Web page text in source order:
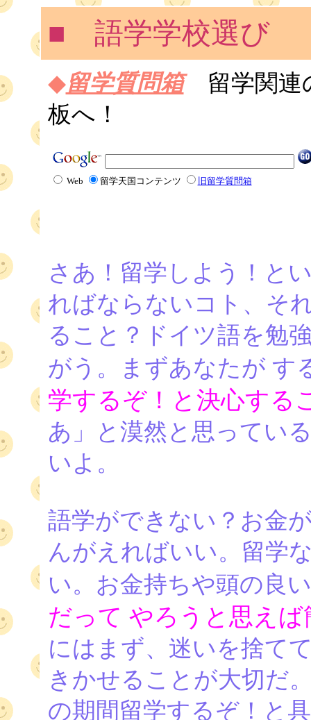
■ 語学学校選び
◆留学質問箱留学関連
板へ！
Web 留学天国コンテンツ 旧留学質問箱
さあ！留学しよう！と
ればならないコト、そ
ること？ドイツ語を勉
がう。まずあなたが す
学するぞ！と決心する
あ」と漠然と思ってい
いよ。
語学ができない？お金
んがえればいい。留学
い。お金持ちや頭の良
だって やろうと思え
にはまず、迷いを捨て
きかせることが大切だ
の期間留学するぞ！と